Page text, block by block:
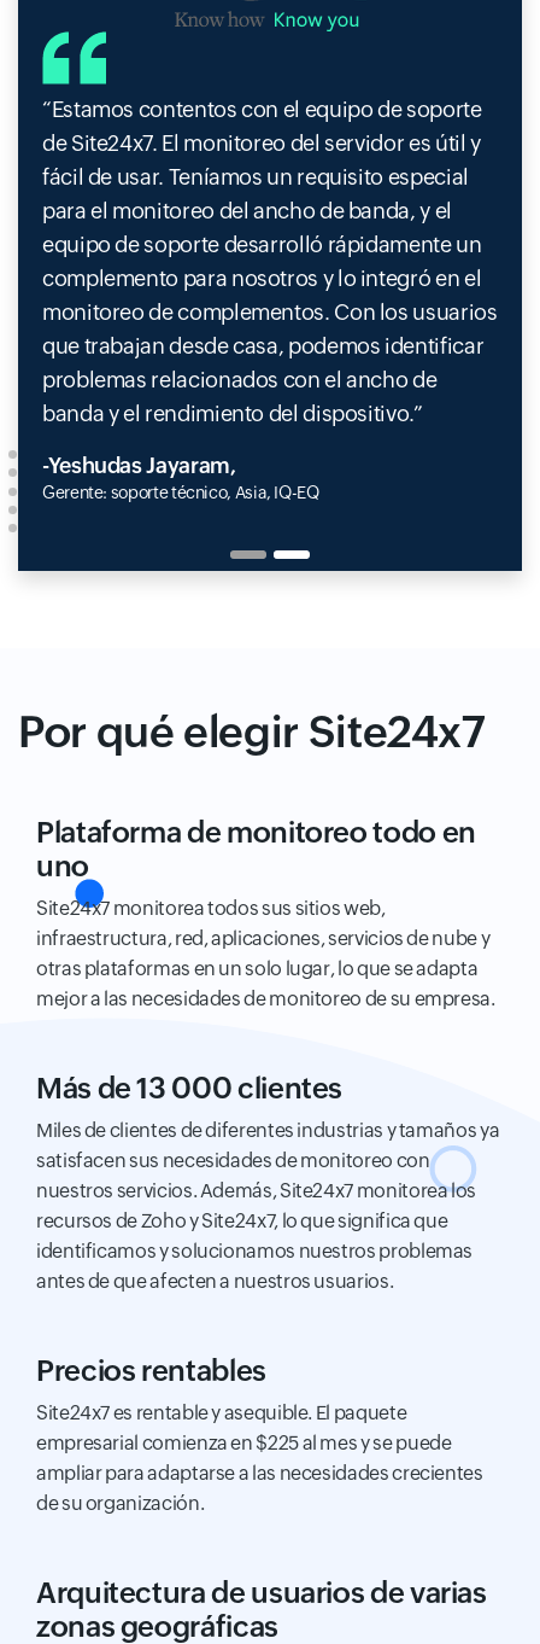
Estamos contentos con el equipo de soporte
de Site24x7. El monitoreo del servidor es útil y
fácil de usar. Teníamos un requisito especial
para el monitoreo del ancho de banda, y el
equipo de soporte desarrolló rápidamente un
complemento para nosotros y lo integró en el
monitoreo de complementos. Con los usuarios
que trabajan desde casa, podemos identificar
problemas relacionados con el ancho de
banda y el rendimiento del dispositivo.
-Yeshudas Jayaram,
Gerente: soporte técnico, Asia, IQ-EQ
Por qué elegir Site24x7
Plataforma de monitoreo todo en
uno
Site24x7 monitorea todos sus sitios web,
infraestructura, red, aplicaciones, servicios de nube y
otras plataformas en un solo lugar, lo que se adapta
mejor a las necesidades de monitoreo de su empresa.
Más de 13 000 clientes
Miles de clientes de diferentes industrias y tamaños ya
satisfacen sus necesidades de monitoreo con
nuestros servicios. Además, Site24x7 monitorea los
recursos de Zoho y Site24x7, lo que significa que
identificamos y solucionamos nuestros problemas
antes de que afecten a nuestros usuarios.
Precios rentables
Site24x7 es rentable y asequible. El paquete
empresarial comienza en $225 al mes y se puede
ampliar para adaptarse a las necesidades crecientes
de su organización.
Arquitectura de usuarios de varias
zonas geográficas